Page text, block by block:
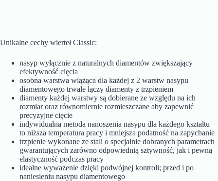
Unikalne cechy wierteł Classic:
nasyp wyłącznie z naturalnych diamentów zwiększający
efektywność cięcia
osobna warstwa wiążąca dla każdej z 2 warstw nasypu
diamentowego trwale łączy diamenty z trzpieniem
diamenty każdej warstwy są dobierane ze względu na ich
rozmiar oraz równomiernie rozmieszczane aby zapewnić
precyzyjne cięcie
indywidualna metoda nanoszenia nasypu dla każdego kształtu –
to niższa temperatura pracy i mniejsza podatność na zapychanie
trzpienie wykonane ze stali o specjalnie dobranych parametrach
gwarantujących zarówno odpowiednią sztywność, jak i pewną
elastyczność podczas pracy
idealne wyważenie dzięki podwójnej kontroli; przed i po
naniesieniu nasypu diamentowego